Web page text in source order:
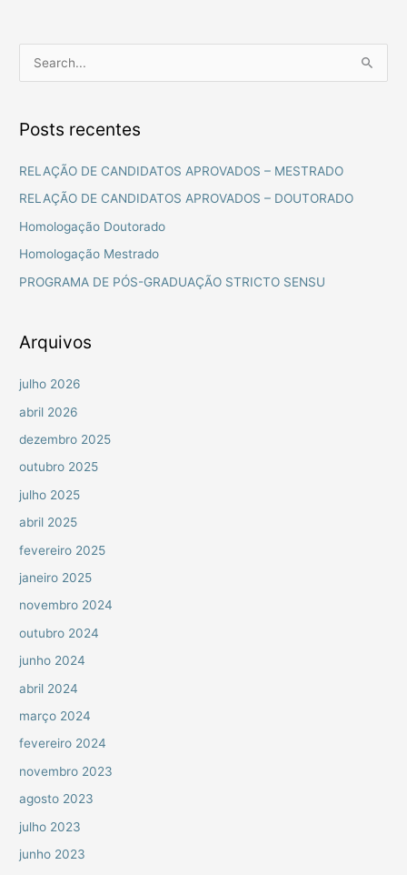
q
u
r
p
r
Posts recentes
RELAÇÃO DE CANDIDATOS APROVADOS – MESTRADO
RELAÇÃO DE CANDIDATOS APROVADOS – DOUTORADO
Homologação Doutorado
Homologação Mestrado
PROGRAMA DE PÓS-GRADUAÇÃO STRICTO SENSU
Arquivos
julho 2026
abril 2026
dezembro 2025
outubro 2025
julho 2025
abril 2025
fevereiro 2025
janeiro 2025
novembro 2024
outubro 2024
junho 2024
abril 2024
março 2024
fevereiro 2024
novembro 2023
agosto 2023
julho 2023
junho 2023